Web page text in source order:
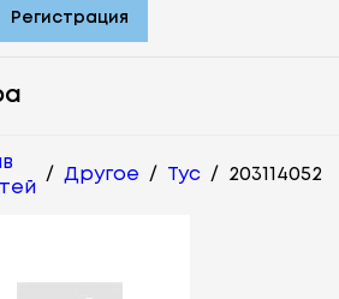
Регистрация
/ Другое / Tyc / 203114052